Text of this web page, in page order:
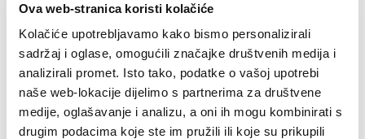
Ova web-stranica koristi kolačiće
Kolačiće upotrebljavamo kako bismo personalizirali
sadržaj i oglase, omogućili značajke društvenih medija i
analizirali promet. Isto tako, podatke o vašoj upotrebi
naše web-lokacije dijelimo s partnerima za društvene
medije, oglašavanje i analizu, a oni ih mogu kombinirati s
drugim podacima koje ste im pružili ili koje su prikupili
TELEFONSKI IMENIK
Sarajevo/Mostar ‒ Bankarstvo u cjelini, pa tako i u Bosni i
Hercegovini, prolazi kroz transformaciju koja je
potaknuta napretkom tehnologije i potrebama tržišta za
brzim i jednostavnim rješenjima. Ubrzani razvoj
tehnologije dovodi do značajnih promjena navika i
ponašanja klijenata.